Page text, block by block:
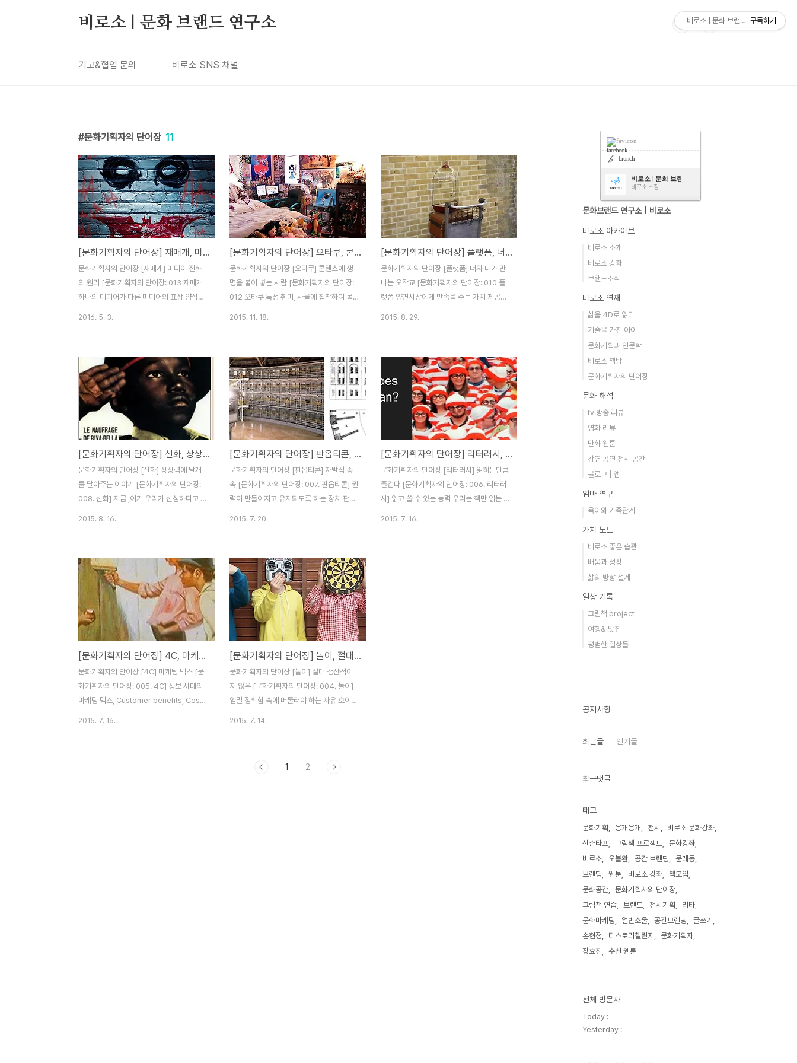
비로소 | 문화 브랜드 연구소
기고&협업 문의 비로소 SNS 채널
문화기획자의 단어장 11
[문화기획자의 단어장] 재매개, 미디어 진화의 원리
문화기획자의 단어장 [재매개] 미디어 진화
의 원리 [문화기획자의 단어장: 013 재매개
하나의 미디어가 다른 미디어의 표상 양식
Grusin, 1999/2006)이 같은 이름의 책에
서 통찰력 있게 구성해 제시한 개념이다. (뉴
미디어 이론, 2013. 2. 25., 커뮤니케이션북
스) 불과 몇년 전, 전자책의 가능성에 대한 관
심이 커지면서 기존 종이책이 위협받는다는
우려의 목소리가 있었습니다. 작고 가벼운 디
바이스에 수백권의 책을 가지고 다닐 수 있으
며 멀티미디어 기능을 겸비한 새로운 형식의
도서를 만날 수 있다는 기대감..
2016. 5. 3.
[문화기획자의 단어장] 오타쿠, 콘텐츠에 생명을 불어 넣는 사람
문화기획자의 단어장 [오타쿠] 콘텐츠에 생
명을 불어 넣는 사람 [문화기획자의 단어장:
012 오타쿠 특정 취미, 사물에 집착하여 몰
후 등의 표현으로 줄여 쓰기도 한다. 1990년
대부터 활발히 만화와 애니메이션에 병적으
로 집착하며 일본 이키하바라의 상점 곳곳에
출몰하는 이들이 바로 오타쿠입니다. 그들이
서로를 높여 부르는 존칭인 귀댁(お宅)이 돌
연변이하여 히라가나로 오타쿠(おたく)가 되
면서 지금의 의미로 사용하게 된 것이라 전합
니다. 일본의 경우 말고도 세계 어느 곳에나
특정 한가지에 몰입하는 사람들이 있어 왔으
며, 그들에게는 ..
2015. 11. 18.
[문화기획자의 단어장] 플랫폼, 너와 내가 만나는 오작교
문화기획자의 단어장 [플랫폼] 너와 내가 만
나는 오작교 [문화기획자의 단어장: 010 플
랫폼 양면시장에게 만족을 주는 가치 제공자
이런 어원에서 출발하여 플랫폼이라는 말은
기술적으로는 다른 기술들이 구동되는 기반
이 되거나 비즈니스적으로는 서로다른 이해
관계를 가진 경제주체들을 한데 모아 부가 가
치를 만들 수 있는 공간을 일컫게 되었습니
다. 양면시장은 두 차원의 경제주체를 동시에
상대하는데 소비자와 공급자로부터 제공받는
것과 제공하는 것이 상이할 경우를 일컫습니
다. 대상이 되는 그룹간의 교류에 의해 만들
어지는 네트워크 효과는 직간접적으로 가..
2015. 8. 29.
[문화기획자의 단어장] 신화, 상상력에 날개를 달아주는 이야기
문화기획자의 단어장 [신화] 상상력에 날개
를 달아주는 이야기 [문화기획자의 단어장:
008. 신화] 지금 ,여기 우리가 신성하다고 믿
입에서 입으로 정신에서 정신으로 이어져 내
려오면서 당연한 가치, 신성시하는 대상에 대
한 모든 이미지 혹은 이야기입니다. 그러므로
지금, 우리 주변의 이야기이기도 합니다. 어
쩌면 지금 우리에게 대수롭지 않게 여겨지는
이야기라면 그것은 신화의 지워를 내려놓아
야 할 것입니다. 신화(myth)의 어원은 이야
기(mythos)라고 합니다. 이성, 객관을 이야
기하는 시대나 종교가 모든 권력의 핵심이었
던 시절에는 허무맹랑..
2015. 8. 16.
[문화기획자의 단어장] 판옵티콘, 자발적 종속
문화기획자의 단어장 [판옵티콘] 자발적 종
속 [문화기획자의 단어장: 007. 판옵티콘] 권
력이 만들어지고 유지되도록 하는 장치 판옵
간수들이 지켜볼 수 있게 하는 구조입니다.
죄수들은 간수들이 자신을 지켜보고 있다는
것을 알고 있지만, 어두운 곳에 있기 때문에
간수들을 직접 볼 수는 없습니다. 그러므로
간수가 자신들을 지켜보지 않을 때에도 그들
은 마치 간수들의 감시를 받는 것처럼 행동하
게 됩니다. 이 양식은 감옥 뿐만 아니라 효율
적으로 감시와 통제를 해야 하는 병원이나 학
교 등의 공간에 두루 활용될 수 있는데, 푸코
는 팝옵티콘의 개념을 확장..
2015. 7. 20.
[문화기획자의 단어장] 리터러시, 읽히는만큼 즐겁다
문화기획자의 단어장 [리터러시] 읽히는만큼
즐겁다 [문화기획자의 단어장: 006. 리터러
시] 읽고 쓸 수 있는 능력 우리는 책만 읽는 것
2015. 7. 16.
[문화기획자의 단어장] 4C, 마케팅 믹스
문화기획자의 단어장 [4C] 마케팅 믹스 [문
화기획자의 단어장: 005. 4C] 정보 시대의
마케팅 믹스, Customer benefits, Cost,
2015. 7. 16.
[문화기획자의 단어장] 놀이, 절대 생산적이지 않은
문화기획자의 단어장 [놀이] 절대 생산적이
지 않은 [문화기획자의 단어장: 004. 놀이]
엄밀 정확함 속에 머물러야 하는 자유 호이징
이 가진 몰입성 때문이고 이 몰입은 재미있는
2015. 7. 14.
1 2
facebook
brunch
비로소 | 문화 브랜드 연구소
비로소 소장
문화브랜드 연구소 | 비로소
비로소 아카이브
비로소 소개
비로소 강좌
브랜드소식
비로소 연재
삶을 4D로 읽다
기술을 가진 아이
문화기획과 인문학
비로소 책방
문화기획자의 단어장
문화 해석
tv 방송 리뷰
영화 리뷰
만화 웹툰
강연 공연 전시 공간
블로그 | 앱
엄마 연구
육아와 가족관계
가치 노트
비로소 좋은 습관
배움과 성장
삶의 방향 설계
일상 기록
그림책 project
여행& 맛집
평범한 일상들
공지사항
최근글 인기글
최근댓글
태그
문화기획 응개응개 전시
비로소 문화강좌
신촌타프
그림책 프로젝트
문화강좌
비로소
오블완 공간 브랜딩
문래동
브랜딩
웹툰 비로소 강좌
책모임
문화공간
문화기획자의 단어장
그림책 연습
브랜드 전시기획
리타
문화마케팅
얼반소울 공간브랜딩
글쓰기
손현정
티스토리챌린지
문화기획자
장효진
추천 웹툰
전체 방문자
Today :
Yesterday :
비로소 | 문화 브랜드 연구소
구독하기